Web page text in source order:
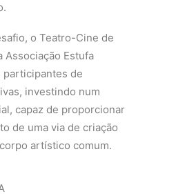
o Teatro-Cine de
Associação Estufa
participantes de
investindo num
capaz de proporcionar
de uma via de criação
artístico comum.